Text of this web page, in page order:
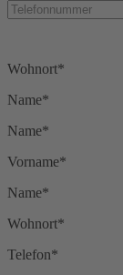
Wohnort*
Name*
Name*
Vorname*
Name*
Wohnort*
Telefon*